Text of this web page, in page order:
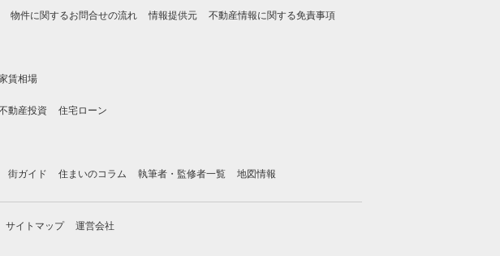
物件に関するお問合せの流れ 情報提供元 不動産情報に関する免責事項
賃相場
動産投資 住宅ローン
街ガイド 住まいのコラム 執筆者・監修者一覧 地図情報
サイトマップ 運営会社